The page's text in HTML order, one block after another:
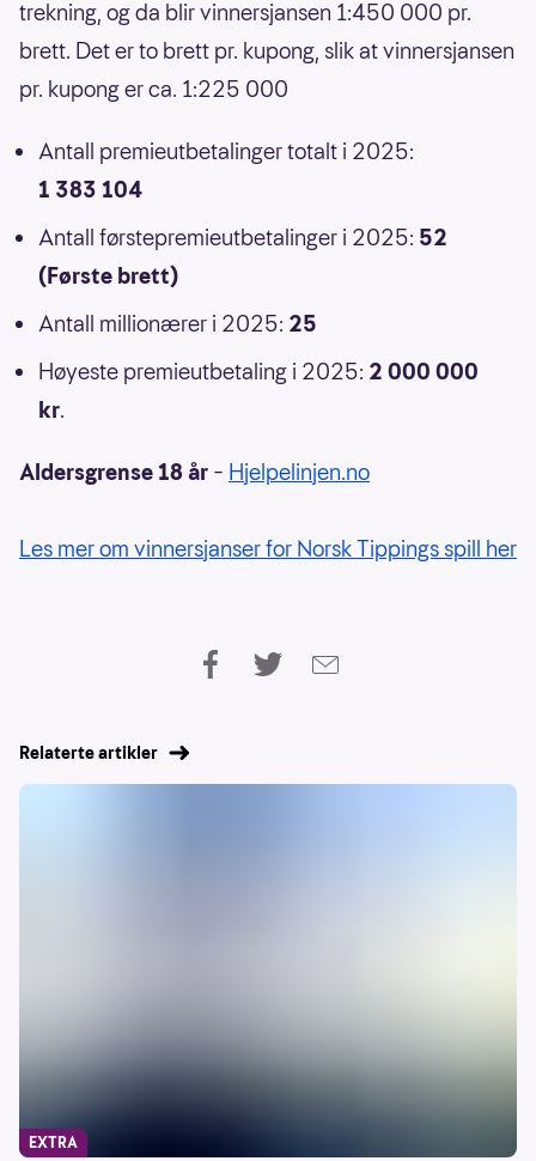
trekning, og da blir vinnersjansen 1:450 000 pr.
brett. Det er to brett pr. kupong, slik at vinnersjansen
pr. kupong er ca. 1:225 000
Antall premieutbetalinger totalt i 2025:
1 383 104
Antall førstepremieutbetalinger i 2025: 52
(Første brett)
Antall millionærer i 2025: 25
Høyeste premieutbetaling i 2025: 2 000 000
kr.
Aldersgrense 18 år – Hjelpelinjen.no
Les mer om vinnersjanser for Norsk Tippings spill her
Relaterte artikler
EXTRA